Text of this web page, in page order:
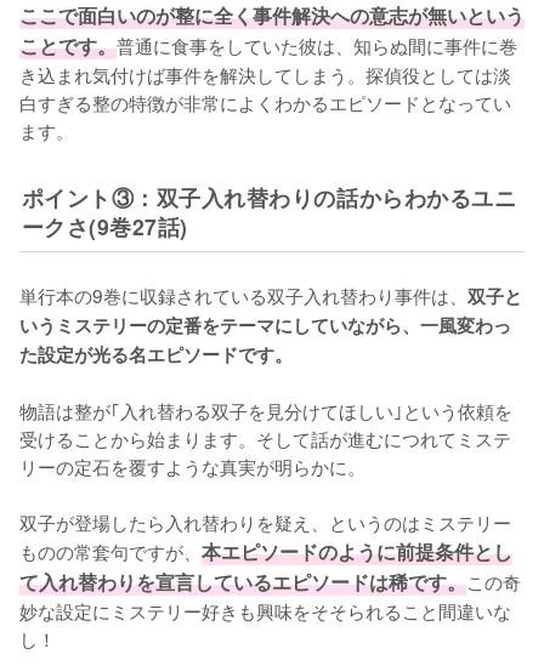
ここで面白いのが整に全く事件解決への意志が無いという
ことです。普通に食事をしていた彼は、知らぬ間に事件に巻
き込まれ気付けば事件を解決してしまう。探偵役としては淡
白すぎる整の特徴が非常によくわかるエピソードとなってい
ます。
ポイント③：双子入れ替わりの話からわかるユニ
ークさ(9巻27話)
単行本の9巻に収録されている双子入れ替わり事件は、 双子と
いうミステリーの定番をテーマにしていながら、一風変わっ
た設定が光る名エピソードです。
物語は整が｢入れ替わる双子を見分けてほしい｣という依頼を
受けることから始まります。そして話が進むにつれてミステ
リーの定石を覆すような真実が明らかに。
双子が登場したら入れ替わりを疑え、というのはミステリー
ものの常套句ですが、 本エピソードのように前提条件とし
て入れ替わりを宣言しているエピソードは稀です。この奇
妙な設定にミステリー好きも興味をそそられること間違いな
し！